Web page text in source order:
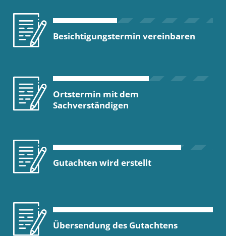
Besichtigungstermin vereinbaren
Ortstermin mit dem
Sachverständigen
Gutachten wird erstellt
Übersendung des Gutachtens